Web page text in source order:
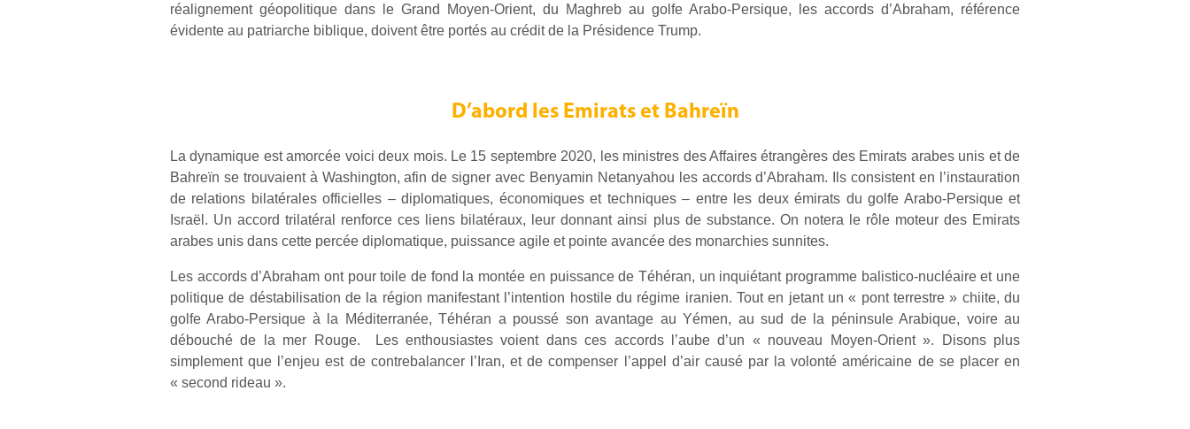
réalignement géopolitique dans le Grand Moyen-Orient, du Maghreb au golfe Arabo-Persique, les accords d’Abraham, référence
évidente au patriarche biblique, doivent être portés au crédit de la Présidence Trump.
D’abord les Emirats et Bahreïn
La dynamique est amorcée voici deux mois. Le 15 septembre 2020, les ministres des Affaires étrangères des Emirats arabes unis et de
Bahreïn se trouvaient à Washington, afin de signer avec Benyamin Netanyahou les accords d’Abraham. Ils consistent en l’instauration
de relations bilatérales officielles – diplomatiques, économiques et techniques – entre les deux émirats du golfe Arabo-Persique et
Israël. Un accord trilatéral renforce ces liens bilatéraux, leur donnant ainsi plus de substance. On notera le rôle moteur des Emirats
arabes unis dans cette percée diplomatique, puissance agile et pointe avancée des monarchies sunnites.
Les accords d’Abraham ont pour toile de fond la montée en puissance de Téhéran, un inquiétant programme balistico-nucléaire et une
politique de déstabilisation de la région manifestant l’intention hostile du régime iranien. Tout en jetant un « pont terrestre » chiite, du
golfe Arabo-Persique à la Méditerranée, Téhéran a poussé son avantage au Yémen, au sud de la péninsule Arabique, voire au
débouché de la mer Rouge. Les enthousiastes voient dans ces accords l’aube d’un « nouveau Moyen-Orient ». Disons plus
simplement que l’enjeu est de contrebalancer l’Iran, et de compenser l’appel d’air causé par la volonté américaine de se placer en
« second rideau ».